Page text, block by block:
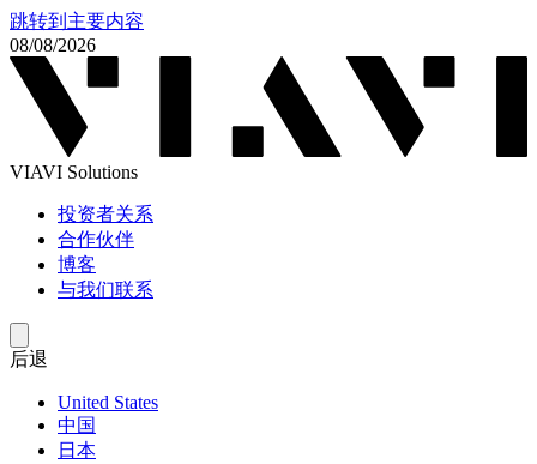
跳转到主要内容
08/08/2026
VIAVI Solutions
投资者关系
合作伙伴
博客
与我们联系
后退
United States
中国
日本